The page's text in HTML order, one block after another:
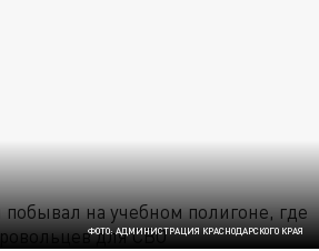
ФОТО: АДМИНИСТРАЦИЯ КРАСНОДАРСКОГО КРАЯ